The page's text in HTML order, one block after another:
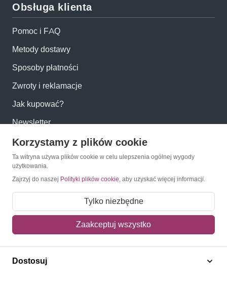
Obsługa klienta
Pomoc i FAQ
Metody dostawy
Sposoby płatności
Zwroty i reklamacje
Jak kupować?
Newsletter
Konto
Moje konto
Mój koszyk
Adres dostawy
Polecamy
Korzystamy z plików cookie
Ta witryna używa plików cookie w celu ulepszenia ogólnej wygody
użytkowania.
Zajrzyj do naszej Polityki plików cookie, aby uzyskać więcej informacji.
Tylko niezbędne
Zaakceptuj wszystko
Dostosuj